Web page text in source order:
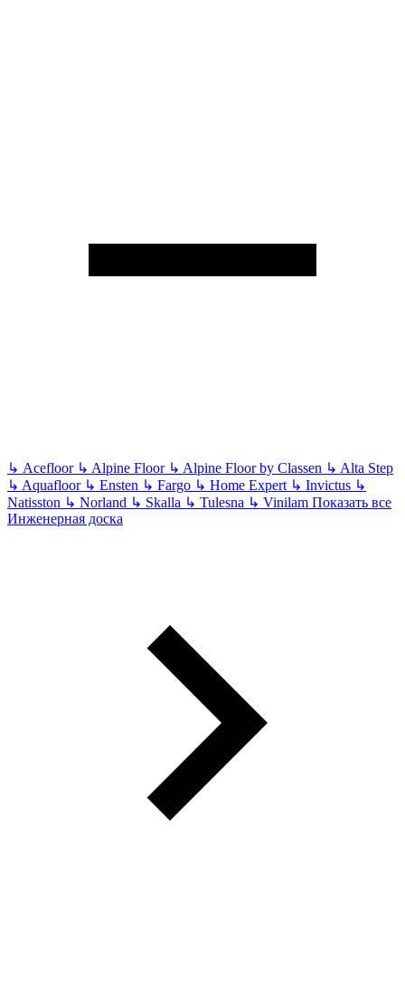
↳ Acefloor ↳ Alpine Floor ↳ Alpine Floor by Classen ↳ Alta Step
↳ Aquafloor ↳ Ensten ↳ Fargo ↳ Home Expert ↳ Invictus ↳
Natisston ↳ Norland ↳ Skalla ↳ Tulesna ↳ Vinilam Показать все
Инженерная доска